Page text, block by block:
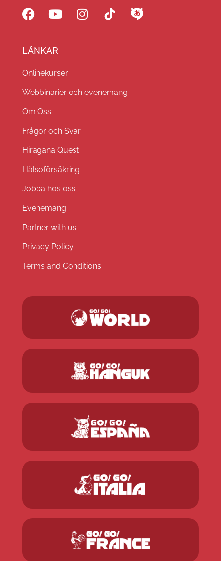
LÄNKAR
Onlinekurser
Webbinarier och evenemang
Om Oss
Frågor och Svar
Hiragana Quest
Hälsoförsäkring
Jobba hos oss
Evenemang
Partner with us
Privacy Policy
Terms and Conditions